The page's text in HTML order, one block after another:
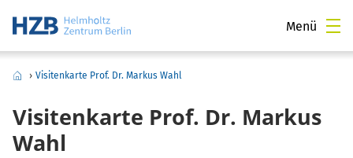
Menü
› Visitenkarte Prof. Dr. Markus Wahl
Visitenkarte Prof. Dr. Markus
Wahl